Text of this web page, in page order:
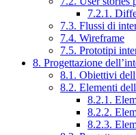
7.2.1.
7.3. Flussi di
7.4. Wireframe
7.5. Prototipi
8. Progettazione
8.1. Obiettivi
8.2. Elementi
8.2.1.
8.2.2.
8.2.3.